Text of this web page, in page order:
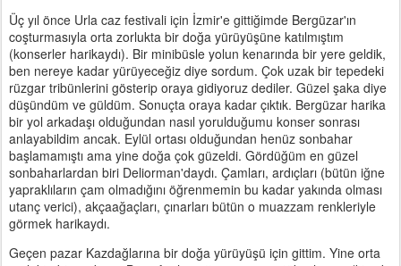
Üç yıl önce Urla caz festivali için İzmir'e gittiğimde Bergüzar'ın
coşturmasıyla orta zorlukta bir doğa yürüyüşüne katılmıştım
(konserler harikaydı). Bir minibüsle yolun kenarında bir yere geldik,
ben nereye kadar yürüyeceğiz diye sordum. Çok uzak bir tepedeki
rüzgar tribünlerini gösterip oraya gidiyoruz dediler. Güzel şaka diye
düşündüm ve güldüm. Sonuçta oraya kadar çıktık. Bergüzar harika
bir yol arkadaşı olduğundan nasıl yorulduğumu konser sonrası
anlayabildim ancak. Eylül ortası olduğundan henüz sonbahar
başlamamıştı ama yine doğa çok güzeldi. Gördüğüm en güzel
sonbaharlardan biri Deliorman'daydı. Çamları, ardıçları (bütün iğne
yapraklıların çam olmadığını öğrenmemin bu kadar yakında olması
utanç verici), akçaağaçları, çınarları bütün o muazzam renkleriyle
görmek harikaydı.
Geçen pazar Kazdağlarına bir doğa yürüyüşü için gittim. Yine orta